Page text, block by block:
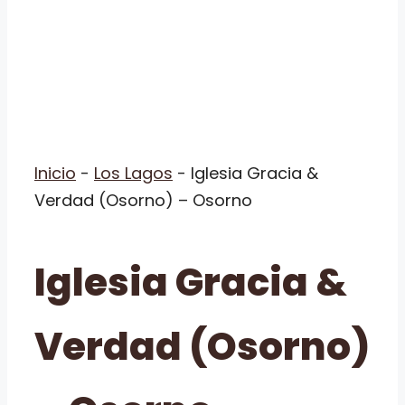
Inicio - Los Lagos - Iglesia Gracia &
Verdad (Osorno) – Osorno
Iglesia Gracia &
Verdad (Osorno)